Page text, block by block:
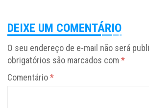
DEIXE UM COMENTÁRIO
O seu endereço de e-mail não será
obrigatórios são marcados com *
Comentário*